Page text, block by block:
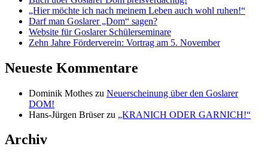
„Hier möchte ich nach meinem Leben auch wohl ruhen!“
Darf man Goslarer „Dom“ sagen?
Website für Goslarer Schülerseminare
Zehn Jahre Förderverein: Vortrag am 5. November
Neueste Kommentare
Dominik Mothes zu Neuerscheinung über den Goslarer
DOM!
Hans-Jürgen Brüserzu „KRANICH ODER GARNICH!“
Archiv